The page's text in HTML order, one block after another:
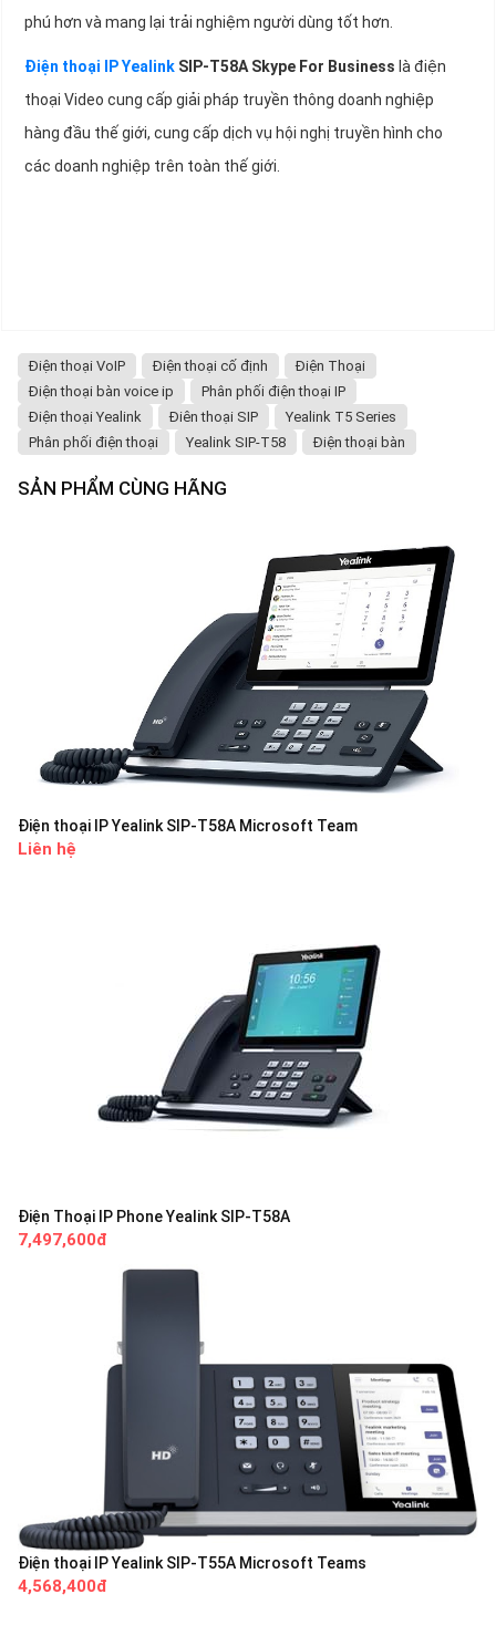
phú hơn và mang lại trải nghiệm người dùng tốt hơn.
Điện thoại IP Yealink SIP-T58A Skype For Business là điện
thoại Video cung cấp giải pháp truyền thông doanh nghiệp
hàng đầu thế giới, cung cấp dịch vụ hội nghị truyền hình cho
các doanh nghiệp trên toàn thế giới.
Điện thoại VoIP Điện thoại cố định
Điện Thoại
Điện thoại bàn voice ip
Phân phối điện thoại IP
Điện thoại Yealink
Điên thoại SIP
Yealink T5 Series
Phân phối điện thoại
Yealink SIP-T58 Điện thoại bàn
SẢN PHẨM CÙNG HÃNG
Điện thoại IP Yealink SIP-T58A Microsoft Team
Liên hệ
Điện Thoại IP Phone Yealink SIP-T58A
7,497,600đ
Điện thoại IP Yealink SIP-T55A Microsoft Teams
4,568,400đ